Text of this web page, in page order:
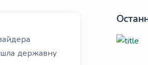
державну